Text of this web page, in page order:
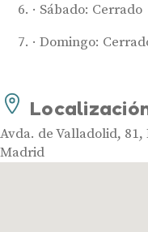
Sábado: Cerrado
Domingo:
Avda. de Valladolid,
Madrid